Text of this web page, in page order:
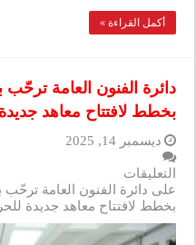
أكمل القراءة »
دائرة الفنون العامة ترحّب
بخطط لافتتاح معاهد
ديسمبر 14, 2025
التعليقات
على دائرة الفنون العامة ترحّب
بخطط لافتتاح معاهد جديدة